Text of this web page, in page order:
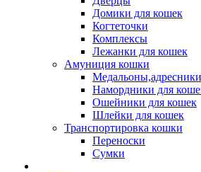
Домики для кошек
Когтеточки
Комплексы
Лежанки для кошек
Амуниция кошки
Намордники для
Ошейники для кошек
Шлейки для кошек
Транспортировка кошки
Переноски
Сумки